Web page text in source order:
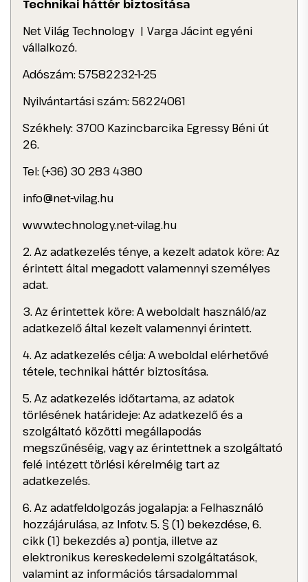
Technikai háttér biztosítása
Net Világ Technology | Varga Jácint egyéni
vállalkozó.
Adószám: 57582232-1-25
Nyilvántartási szám: 56224061
Székhely: 3700 Kazincbarcika Egressy Béni út
26.
Tel: (+36) 30 283 4380
info@net-vilag.hu
www.technology.net-vilag.hu
2. Az adatkezelés ténye, a kezelt adatok köre: Az
érintett által megadott valamennyi személyes
adat.
3. Az érintettek köre: A weboldalt használó/az
adatkezelő által kezelt valamennyi érintett.
4. Az adatkezelés célja: A weboldal elérhetővé
tétele, technikai háttér biztosítása.
5. Az adatkezelés időtartama, az adatok
törlésének határideje: Az adatkezelő és a
szolgáltató közötti megállapodás
megszűnéséig, vagy az érintettnek a szolgáltató
felé intézett törlési kérelméig tart az
adatkezelés.
6. Az adatfeldolgozás jogalapja: a Felhasználó
hozzájárulása, az Infotv. 5. § (1) bekezdése, 6.
cikk (1) bekezdés a) pontja, illetve az
elektronikus kereskedelemi szolgáltatások,
valamint az információs társadalommal